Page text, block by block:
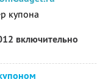
купона
включительно